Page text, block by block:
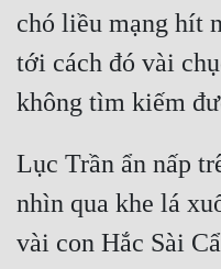
chó liều mạng hít
tới cách đó vài
Lục Trần ẩn nấp
nhìn qua khe lá
vài con Hắc Sài